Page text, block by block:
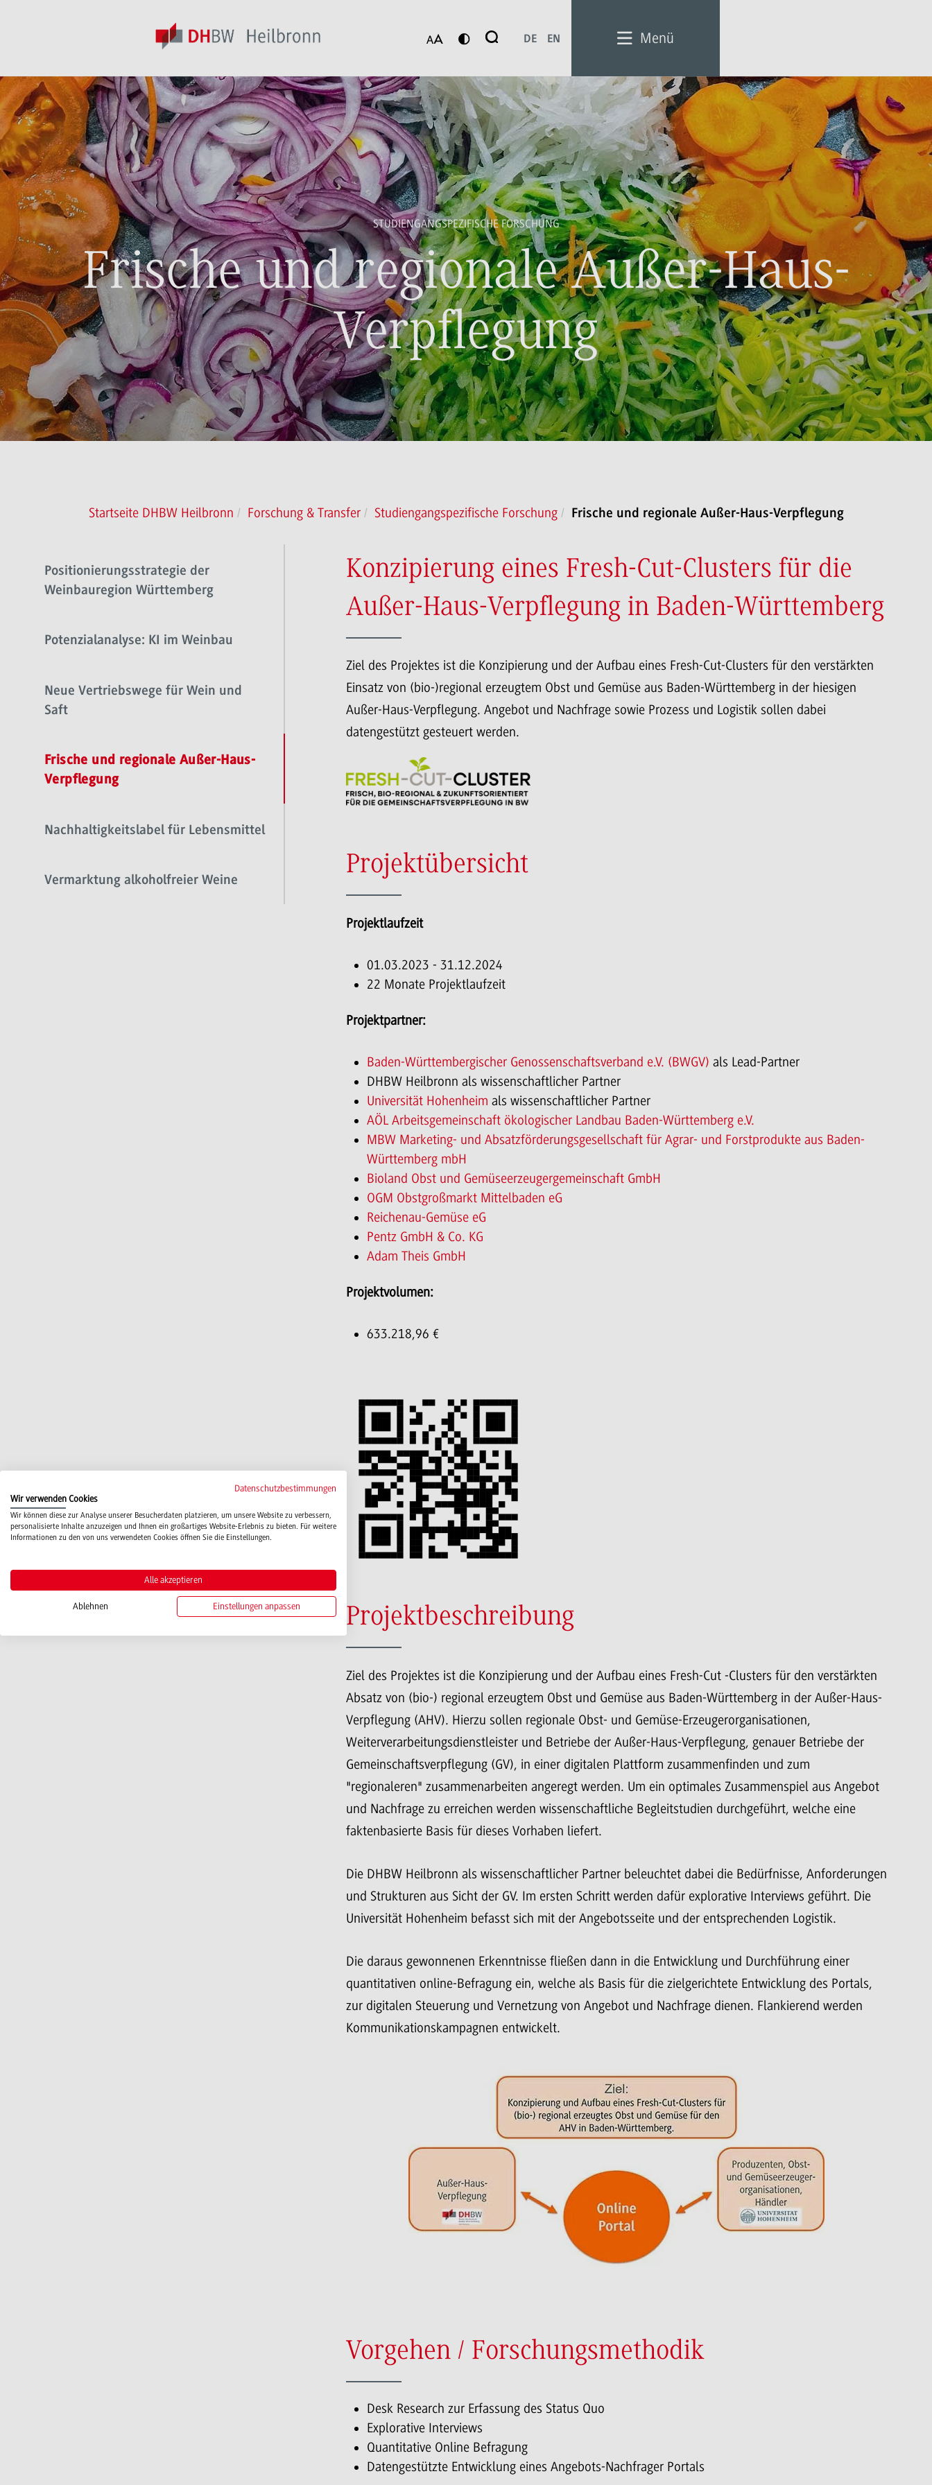
Suche
DE EN Menü
STUDIENGANGSPEZIFISCHE FORSCHUNG
Frische und regionale Außer-Haus-
Verpflegung
Startseite DHBW Heilbronn Forschung & Transfer Studiengangspezifische Forschung Frische und regionale Außer-Haus-Verpflegung
Positionierungsstrategie der
Weinbauregion Württemberg
Potenzialanalyse: KI im Weinbau
Neue Vertriebswege für Wein und
Saft
Frische und regionale Außer-Haus-
Verpflegung
Nachhaltigkeitslabel für Lebensmittel
Vermarktung alkoholfreier Weine
Konzipierung eines Fresh-Cut-Clusters für die
Außer-Haus-Verpflegung in Baden-Württemberg
Ziel des Projektes ist die Konzipierung und der Aufbau eines Fresh-Cut-Clusters für den verstärkten
Einsatz von (bio-)regional erzeugtem Obst und Gemüse aus Baden-Württemberg in der hiesigen
Außer-Haus-Verpflegung. Angebot und Nachfrage sowie Prozess und Logistik sollen dabei
datengestützt gesteuert werden.
Projektübersicht
Projektlaufzeit
01.03.2023 - 31.12.2024
22 Monate Projektlaufzeit
Projektpartner:
Baden-Württembergischer Genossenschaftsverband e.V. (BWGV) als Lead-Partner
DHBW Heilbronn als wissenschaftlicher Partner
Universität Hohenheim als wissenschaftlicher Partner
AÖL Arbeitsgemeinschaft ökologischer Landbau Baden-Württemberg e.V.
MBW Marketing- und Absatzförderungsgesellschaft für Agrar- und Forstprodukte aus Baden-
Württemberg mbH
Bioland Obst und Gemüseerzeugergemeinschaft GmbH
OGM Obstgroßmarkt Mittelbaden eG
Reichenau-Gemüse eG
Pentz GmbH & Co. KG
Adam Theis GmbH
Projektvolumen:
633.218,96 €
Projektbeschreibung
Ziel des Projektes ist die Konzipierung und der Aufbau eines Fresh-Cut -Clusters für den verstärkten
Absatz von (bio-) regional erzeugtem Obst und Gemüse aus Baden-Württemberg in der Außer-Haus-
Verpflegung (AHV). Hierzu sollen regionale Obst- und Gemüse-Erzeugerorganisationen,
Weiterverarbeitungsdienstleister und Betriebe der Außer-Haus-Verpflegung, genauer Betriebe der
Gemeinschaftsverpflegung (GV), in einer digitalen Plattform zusammenfinden und zum
"regionaleren" zusammenarbeiten angeregt werden. Um ein optimales Zusammenspiel aus Angebot
und Nachfrage zu erreichen werden wissenschaftliche Begleitstudien durchgeführt, welche eine
faktenbasierte Basis für dieses Vorhaben liefert.
Die DHBW Heilbronn als wissenschaftlicher Partner beleuchtet dabei die Bedürfnisse, Anforderungen
und Strukturen aus Sicht der GV. Im ersten Schritt werden dafür explorative Interviews geführt. Die
Universität Hohenheim befasst sich mit der Angebotsseite und der entsprechenden Logistik.
Die daraus gewonnenen Erkenntnisse fließen dann in die Entwicklung und Durchführung einer
quantitativen online-Befragung ein, welche als Basis für die zielgerichtete Entwicklung des Portals,
zur digitalen Steuerung und Vernetzung von Angebot und Nachfrage dienen. Flankierend werden
Kommunikationskampagnen entwickelt.
Vorgehen / Forschungsmethodik
Desk Research zur Erfassung des Status Quo
Explorative Interviews
Quantitative Online Befragung
Datengestützte Entwicklung eines Angebots-Nachfrager Portals
Datenschutzbestimmungen
Wir verwenden Cookies
Wir können diese zur Analyse unserer Besucherdaten platzieren, um unsere Website zu verbessern,
personalisierte Inhalte anzuzeigen und Ihnen ein großartiges Website-Erlebnis zu bieten. Für weitere
Informationen zu den von uns verwendeten Cookies öffnen Sie die Einstellungen.
Alle akzeptieren
Ablehnen Einstellungen anpassen